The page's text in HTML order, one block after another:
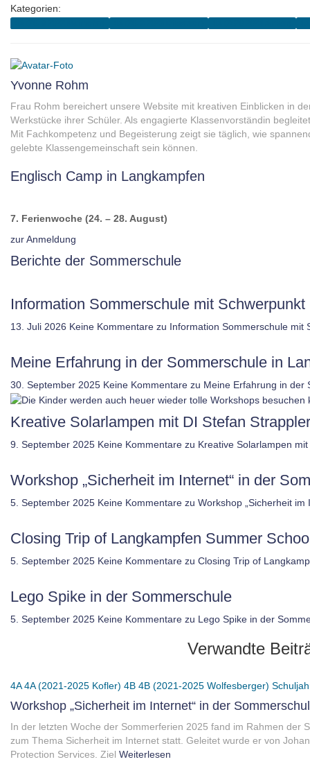
Kategorien:
Yvonne Rohm
Frau Rohm bereichert unsere Website mit kreativen Einblicken in
Werkstücke ihrer Schüler. Als engagierte Klassenvorständin
Mit Fachkompetenz und Begeisterung zeigt sie täglich, wie
gelebte Klassengemeinschaft sein können.
Englisch Camp in Langkampfen
7. Ferienwoche (24. – 28. August)
zur Anmeldung
Berichte der Sommerschule
Information Sommerschule mit
13. Juli 2026 Keine Kommentare zu Information Sommerschule
Meine Erfahrung in der Sommerschule in
30. September 2025 Keine Kommentare zu Meine Erfahrung in der
Kreative Solarlampen mit DI Stefan
9. September 2025 Keine Kommentare zu Kreative Solarlampen
Workshop „Sicherheit im Internet“ in der
5. September 2025 Keine Kommentare zu Workshop „Sicherheit
Closing Trip of Langkampfen Summer
5. September 2025 Keine Kommentare zu Closing Trip of
Lego Spike in der Sommerschule
5. September 2025 Keine Kommentare zu Lego Spike in der
Verwandte
4A 4A (2021-2025 Kofler) 4B 4B (2021-2025 Wolfesberger)
Workshop „Sicherheit im Internet“ in der
In der letzten Woche der Sommerferien 2025 fand im Rahmen der
zum Thema Sicherheit im Internet statt. Geleitet wurde er von
Protection Services. Ziel Weiterlesen